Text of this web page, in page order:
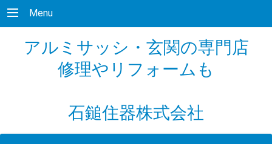
Menu
アルミサッシ・玄関の専門店
修理やリフォームも
石鎚住器株式会社